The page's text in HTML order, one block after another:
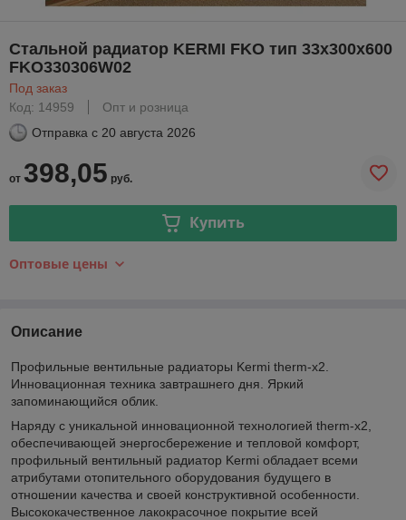
Стальной радиатор KERMI FKO тип 33х300х600
FKO330306W02
Под заказ
Код: 14959
Опт и розница
Отправка с 20 августа 2026
от 398,05 руб.
Купить
Оптовые цены
Описание
Профильные вентильные радиаторы Kermi therm-x2.
Инновационная техника завтрашнего дня. Яркий
запоминающийся облик.
Наряду с уникальной инновационной технологией therm-x2,
обеспечивающей энергосбережение и тепловой комфорт,
профильный вентильный радиатор Kermi обладает всеми
атрибутами отопительного оборудования будущего в
отношении качества и своей конструктивной особенности.
Высококачественное лакокрасочное покрытие всей